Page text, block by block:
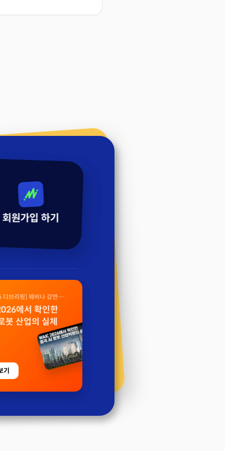
회원가입 하기
브리핑] 웨비나 강연
에서 확인한
봇 산업의 실체
기